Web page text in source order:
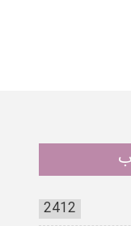
2412